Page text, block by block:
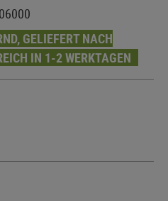
GELIEFERT NACH
IN 1-2 WERKTAGEN